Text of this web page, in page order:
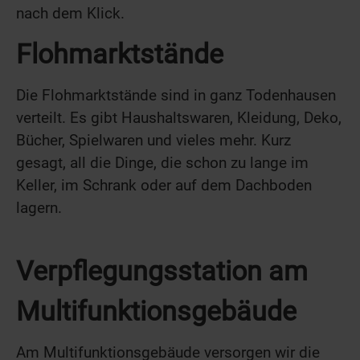
nach dem Klick.
Flohmarktstände
Die Flohmarktstände sind in ganz Todenhausen
verteilt. Es gibt Haushaltswaren, Kleidung, Deko,
Bücher, Spielwaren und vieles mehr. Kurz
gesagt, all die Dinge, die schon zu lange im
Keller, im Schrank oder auf dem Dachboden
lagern.
Verpflegungsstation am
Multifunktionsgebäude
Am Multifunktionsgebäude versorgen wir die